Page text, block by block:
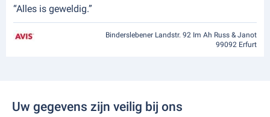
“Alles is geweldig.”
Binderslebener Landstr. 92 Im Ah Russ & Janot
99092 Erfurt
Uw gegevens zijn veilig bij ons